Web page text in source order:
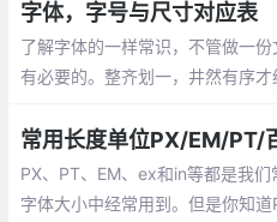
字体，字号与尺寸对应表
了解字体的一样常识，不管做一
有必要的。整齐划一，井然有序才
al字体,段落首行缩进2个字体，采
常用长度单位PX/EM/PT/
PX、PT、EM、ex和in等都是我
字体大小中经常用到。但是你知